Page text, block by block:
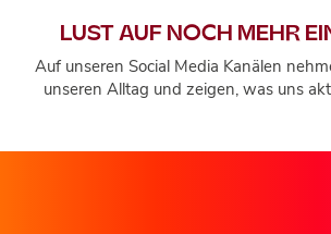
LUST AUF NOCH MEHR
Auf unseren Social Media Kanälen
unseren Alltag und zeigen, was uns